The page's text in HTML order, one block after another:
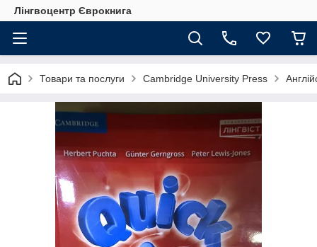
Лінгвоцентр Єврокнига
Товари та послуги Cambridge University Press